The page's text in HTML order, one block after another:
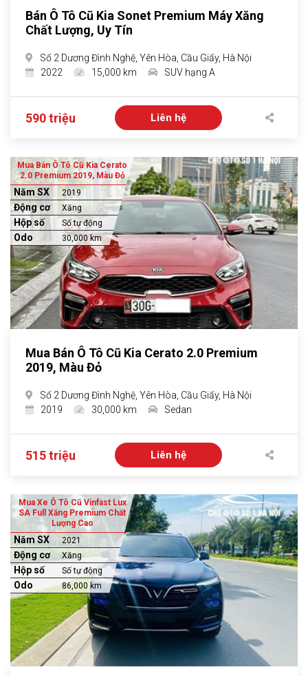
Bán Ô Tô Cũ Kia Sonet Premium Máy Xăng
Chất Lượng, Uy Tín
Số 2 Dương Đình Nghệ, Yên Hòa, Cầu Giấy, Hà Nội
2022
15,000 km SUV hạng A
590 triệu Liên hệ
Mua Bán Ô Tô Cũ Kia Cerato
2.0 Premium 2019, Màu Đỏ
Năm SX 2019
Động cơ Xăng
Hộp số Số tự động
Odo 30,000 km
Mua Bán Ô Tô Cũ Kia Cerato 2.0 Premium
2019, Màu Đỏ
Số 2 Dương Đình Nghệ, Yên Hòa, Cầu Giấy, Hà Nội
2019
30,000 km Sedan
515 triệu Liên hệ
Mua Xe Ô Tô Cũ Vinfast Lux
SA Full Xăng Premium Chất
Lượng Cao
Năm SX 2021
Động cơ Xăng
Hộp số Số tự động
Odo 86,000 km